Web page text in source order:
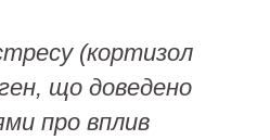
(кортизол
що доведено
про вплив